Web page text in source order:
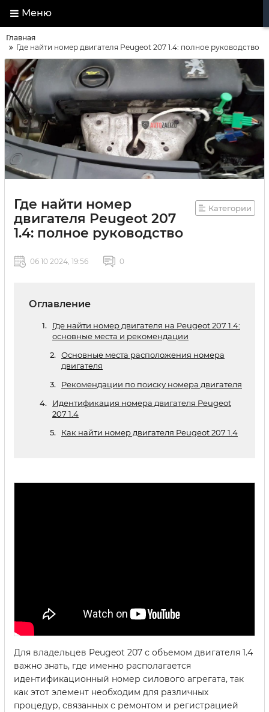
Меню
Главная
Где найти номер двигателя Peugeot 207 1.4: полное руководство
Где найти номер
двигателя Peugeot 207
1.4: полное руководство
Категории
06 10 2024, 19:56 0
Оглавление
Где найти номер двигателя на Peugeot 207 1.4:
основные места и рекомендации
Основные места расположения номера
двигателя
Рекомендации по поиску номера двигателя
Идентификация номера двигателя Peugeot
207 1.4
Как найти номер двигателя Peugeot 207 1.4
Для владельцев Peugeot 207 с объемом двигателя 1.4
важно знать, где именно располагается
идентификационный номер силового агрегата, так
как этот элемент необходим для различных
процедур, связанных с ремонтом и регистрацией